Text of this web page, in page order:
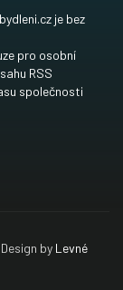
je bez
pro osobní
RSS
společnosti
by Levné